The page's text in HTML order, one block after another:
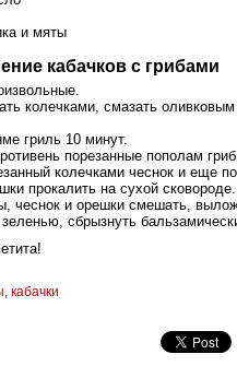
и мяты
кабачков с грибами
колечками, смазать
гриль 10 минут.
порезанные пополам
колечками чеснок и еще
прокалить на сухой сковороде.
чеснок и орешки смешать,
сбрызнуть
, кабачки